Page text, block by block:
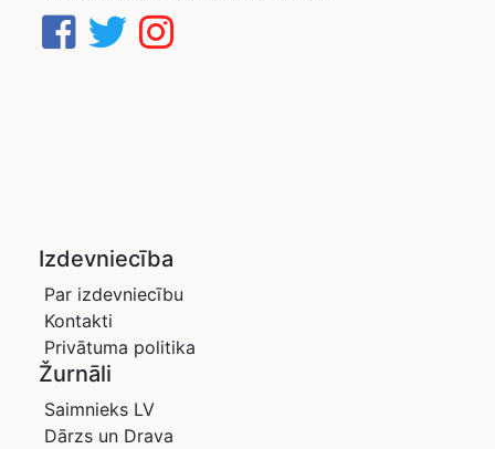
Izdevniecība
Par izdevniecību
Kontakti
Privātuma politika
Žurnāli
Saimnieks LV
Dārzs un Drava